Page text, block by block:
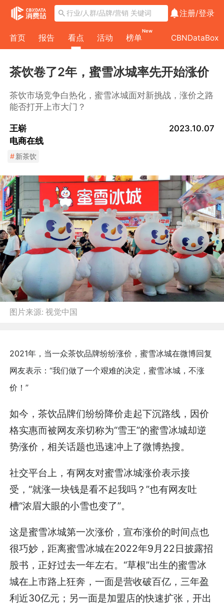
注册/登录
首页 报告 看点 活动 榜单
New
CBNDataBox
茶饮卷了2年，蜜雪冰城率先开始涨价
茶饮市场竞争白热化，蜜雪冰城面对新挑战，涨价之路
能否打开上市大门？
王崭
电商在线
2023.10.07
#新茶饮
图片来源:视觉中国
2021年，当一众茶饮品牌纷纷涨价，蜜雪冰城在微博回复
网友表示：“我们做了一个艰难的决定，蜜雪冰城，不涨
价！”
如今，茶饮品牌们纷纷降价走起下沉路线，因价
格实惠而被网友亲切称为“雪王”的蜜雪冰城却逆
势涨价，相关话题也迅速冲上了微博热搜。
社交平台上，有网友对蜜雪冰城涨价表示接
受，“就涨一块钱是看不起我吗？”也有网友吐
槽“浓眉大眼的小雪也变了”。
这是蜜雪冰城第一次涨价，宣布涨价的时间点也
很巧妙，距离蜜雪冰城在2022年9月22日披露招
股书，正好过去一年左右。“草根”出生的蜜雪冰
城在上市路上狂奔，一面是营收破百亿，三年盈
利近30亿元；另一面是加盟店的快速扩张，开出